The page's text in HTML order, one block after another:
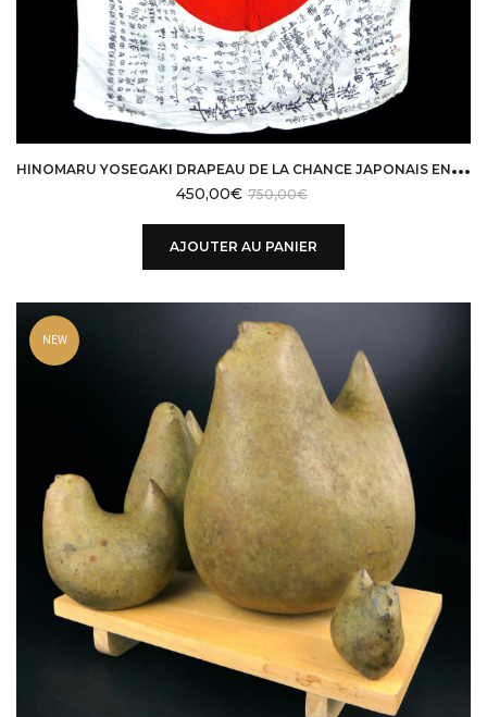
H
INOMARU YOSEGAKI DRAPEAU DE LA CHANCE JAPONAIS EN SOIE WW2 ÈRE SHŌWA JAPON
750,00€
450,00€
AJOUTER AU PANIER
NEW